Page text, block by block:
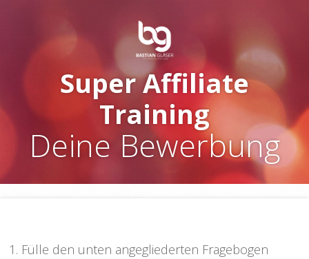
Super Affiliate
Training
Deine Bewerbung
Fülle den unten angegliederten Fragebogen